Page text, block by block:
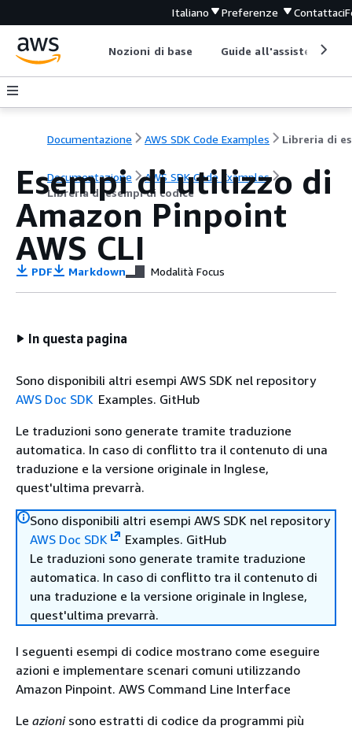
Italiano Preferenze Contattaci
Nozioni di base Guide all'assistenza
Documentazione AWS SDK Code Examples
Documentazione
AWS SDK Code Examples
Libreria di esempi di codice
Esempi di utilizzo di
Amazon Pinpoint
AWS CLI
PDF Markdown Modalità Focus
In questa pagina
Sono disponibili altri esempi AWS SDK nel repository
AWS Doc SDK Examples. GitHub
Le traduzioni sono generate tramite traduzione
automatica. In caso di conflitto tra il contenuto di una
traduzione e la versione originale in Inglese,
quest'ultima prevarrà.
Sono disponibili altri esempi AWS SDK nel repository
AWS Doc SDK
Examples. GitHub
Le traduzioni sono generate tramite traduzione
automatica. In caso di conflitto tra il contenuto di
una traduzione e la versione originale in Inglese,
quest'ultima prevarrà.
I seguenti esempi di codice mostrano come eseguire
azioni e implementare scenari comuni utilizzando
Amazon Pinpoint. AWS Command Line Interface
Le azionisono estratti di codice da programmi più